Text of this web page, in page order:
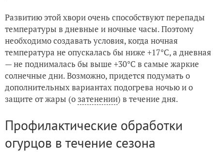
Развитию этой хвори очень способствуют перепады
температуры в дневные и ночные часы. Поэтому
необходимо создавать условия, когда ночная
температура не опускалась бы ниже +17°С, а дневная
— не поднималась бы выше +30°С в самые жаркие
солнечные дни. Возможно, придется подумать о
дополнительных вариантах подогрева ночью и о
защите от жары (о затенении) в течение дня.
Профилактические обработки
огурцов в течение сезона